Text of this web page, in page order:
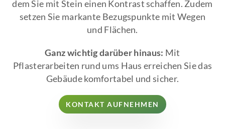
dem Sie mit Stein einen Kontrast schaffen. Zudem
setzen Sie markante Bezugspunkte mit Wegen
und Flächen.
Ganz wichtig darüber hinaus: Mit
Pflasterarbeiten rund ums Haus erreichen Sie das
Gebäude komfortabel und sicher.
KONTAKT AUFNEHMEN